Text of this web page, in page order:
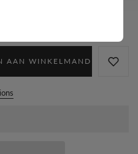
AAN WINKELMAND